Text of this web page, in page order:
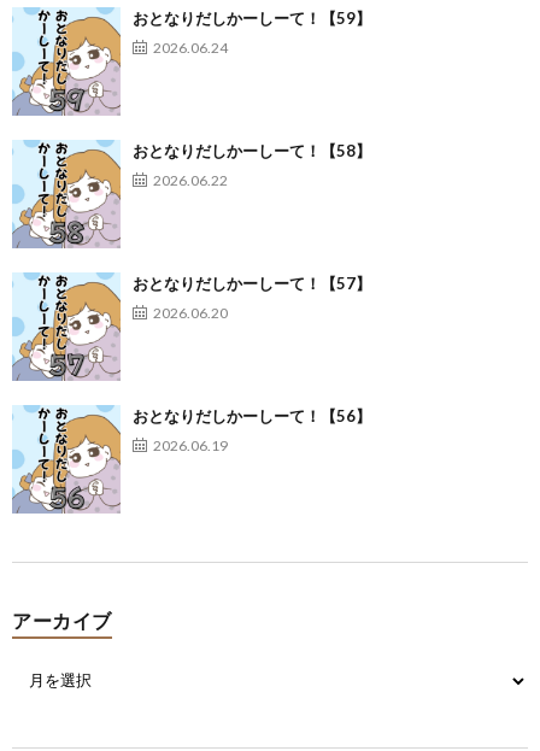
おとなりだしかーしーて！【59】
2026.06.24
おとなりだしかーしーて！【58】
2026.06.22
おとなりだしかーしーて！【57】
2026.06.20
おとなりだしかーしーて！【56】
2026.06.19
アーカイブ